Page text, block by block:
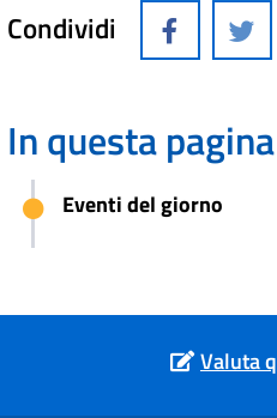
Condividi
In questa pagina
Eventi del giorno
Valuta